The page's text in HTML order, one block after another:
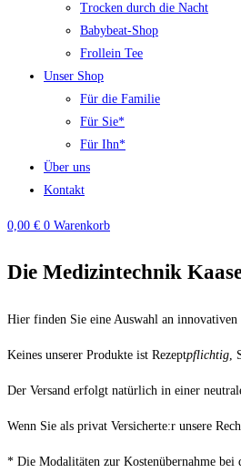
Trocken durch die Nacht
Babybeat-Shop
Frollein Tee
Unser Shop
Für die Familie
Für Sie*
Für Ihn*
Über uns
Kontakt
0,00 € 0 Warenkorb
Die Medizintechnik
Hier finden Sie eine Auswahl an
Keines unserer Produkte ist Rezeptpflichtig,
Der Versand erfolgt natürlich in einer
Wenn Sie als privat Versicherte:r unsere
* Die Modalitäten zur Kostenübernahme bei